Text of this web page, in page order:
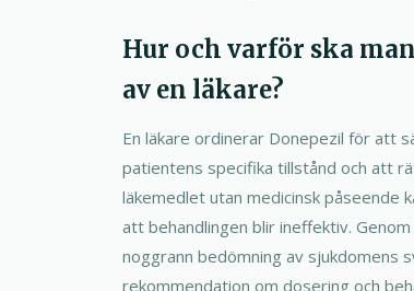
Hur och varför ska
av en läkare?
En läkare ordinerar Donepezil för att
patientens specifika tillstånd och att
läkemedlet utan medicinsk påseende
att behandlingen blir ineffektiv.
noggrann bedömning av sjukdomens
rekommendation om dosering och